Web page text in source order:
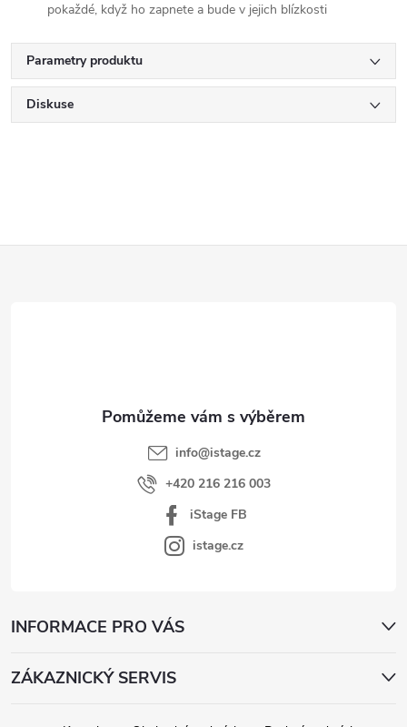
pokaždé, když ho zapnete a bude v jejich blízkosti
Parametry produktu
Diskuse
info@istage.cz
+420 216 216 003
iStage FB
istage.cz
INFORMACE PRO VÁS
ZÁKAZNICKÝ SERVIS